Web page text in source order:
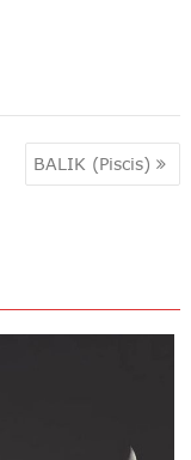
BALIK (Piscis)